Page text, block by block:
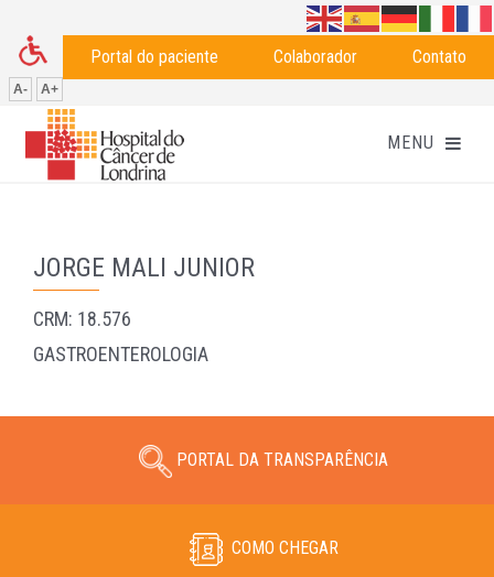
Portal do paciente Colaborador Contato
A- A+
JORGE MALI JUNIOR
CRM: 18.576
GASTROENTEROLOGIA
PORTAL DA TRANSPARÊNCIA
COMO CHEGAR